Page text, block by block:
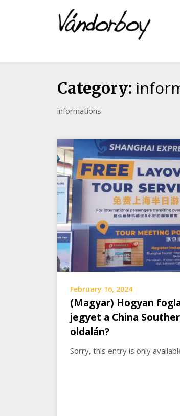
Category:
informations
February 16, 2024
(Magyar) Hogyan
jegyet a China
oldalán?
Sorry, this entry is only